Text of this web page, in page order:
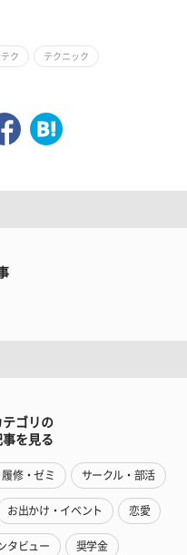
ク テクニック
テゴリの
を見る
修・ゼミ サークル・部活
お出かけ・イベント 恋愛
タビュー 奨学金